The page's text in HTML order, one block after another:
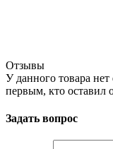
Отзывы
У данного товара нет
первым, кто оставил
Задать вопрос